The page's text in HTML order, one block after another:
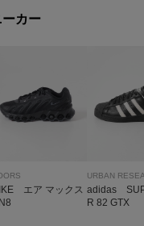
ーカー
エア マックス
URBAN
adidas
R 82 GTX